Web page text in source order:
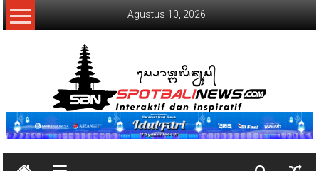
Lompat
ke
Agustus 10, 2026
SpotBaliNews